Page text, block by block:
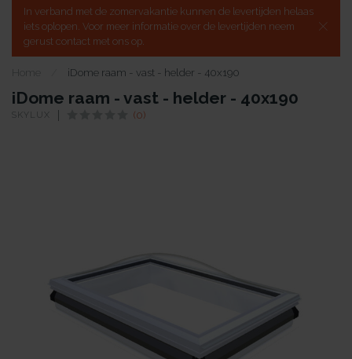
In verband met de zomervakantie kunnen de levertijden helaas
iets oplopen. Voor meer informatie over de levertijden neem
gerust contact met ons op.
Home iDome raam - vast - helder - 40x190
iDome raam - vast - helder - 40x190
SKYLUX (0)